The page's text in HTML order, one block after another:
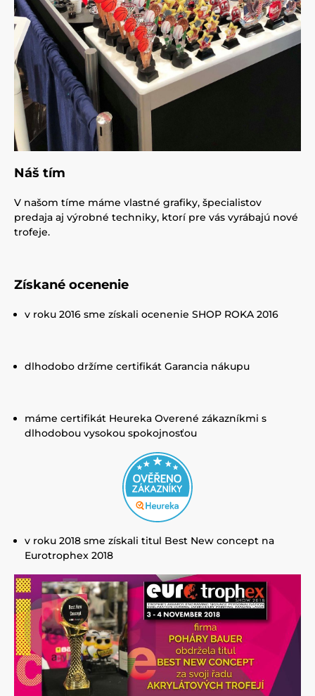
Náš tím
V našom tíme máme vlastné grafiky, špecialistov
predaja aj výrobné techniky, ktorí pre vás vyrábajú nové
trofeje.
Získané ocenenie
v roku 2016 sme získali ocenenie SHOP ROKA 2016
dlhodobo držíme certifikát Garancia nákupu
máme certifikát Heureka Overené zákazníkmi s
dlhodobou vysokou spokojnosťou
v roku 2018 sme získali titul Best New concept na
Eurotrophex 2018